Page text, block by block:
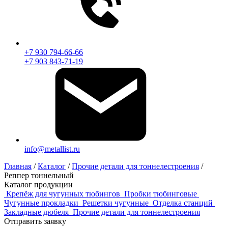
+7 930 794-66-66
+7 903 843-71-19
info@metallist.ru
Главная /Каталог /Прочие детали для тоннелестроения /
Реппер тоннельный
Каталог продукции
Крепёж для чугунных тюбингов Пробки тюбинговые
Чугунные прокладки Решетки чугунные Отделка станций
Закладные дюбеля Прочие детали для тоннелестроения
Отправить заявку